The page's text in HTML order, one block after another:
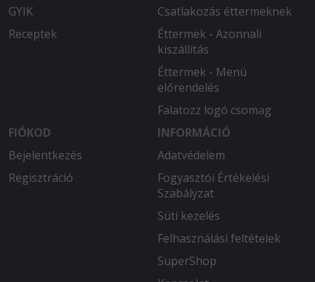
GYIK
Receptek
Csatlakozás éttermeknek
Éttermek - Azonnali
kiszállítás
Éttermek - Menü
előrendelés
Falatozz logó csomag
FIÓKOD
Bejelentkezés
Regisztráció
INFORMÁCIÓ
Adatvédelem
Fogyasztói Értékelési
Szabályzat
Süti kezelés
Felhasználási feltételek
SuperShop